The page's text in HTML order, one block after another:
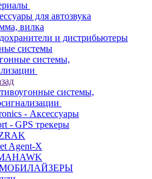
для автозвука
вилка
и дистрибьютеры
системы
системы,
системы,
- Аксессуары
- GPS трекеры
Agent-X